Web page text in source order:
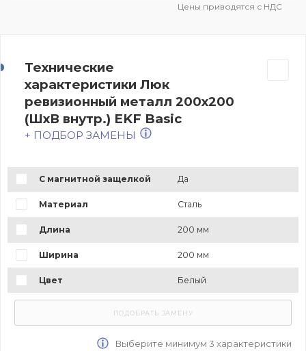
Цены приводятся с НДС
Технические
характеристики Люк
ревизионный металл 200х200
(ШхВ внутр.) EKF Basic
+ ПОДБОР ЗАМЕНЫ
С магнитной защелкой Да
Материал Сталь
Длина 200 мм
Ширина 200 мм
Цвет Белый
Выберите минимум 3 характеристики